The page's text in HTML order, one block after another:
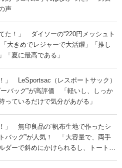
声
た！」 ダイソーの“220円メッシュト
大きめでレジャーで大活躍」「推し
夏に最高である」
」 LeSportsac（レスポートサック）
ーバッグ”が高評価 「軽いし、しっか
っているだけで気分があがる」
」 無印良品の“帆布生地で作ったシ
バッグ”が人気！ 「大容量で、両手
ダーで斜めにかけられるし、トートで